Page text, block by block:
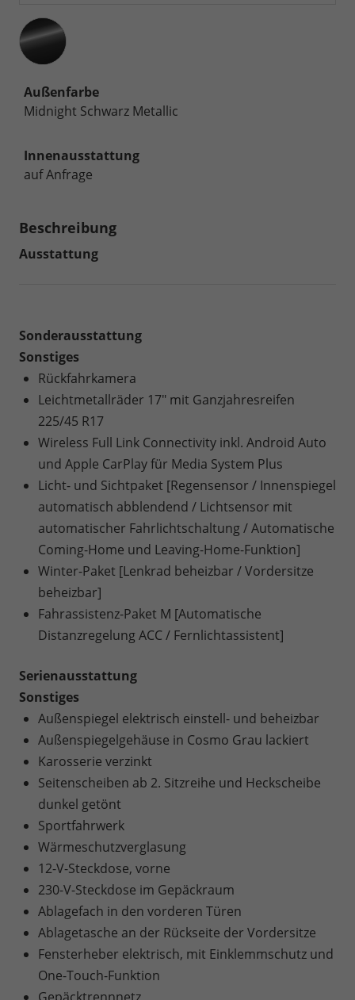
Außenfarbe
Midnight Schwarz Metallic
Innenausstattung
auf Anfrage
Beschreibung
Ausstattung
Sonderausstattung
Sonstiges
Rückfahrkamera
Leichtmetallräder 17" mit Ganzjahresreifen
225/45 R17
Wireless Full Link Connectivity inkl. Android Auto
und Apple CarPlay für Media System Plus
Licht- und Sichtpaket [Regensensor / Innenspiegel
automatisch abblendend / Lichtsensor mit
automatischer Fahrlichtschaltung / Automatische
Coming-Home und Leaving-Home-Funktion]
Winter-Paket [Lenkrad beheizbar / Vordersitze
beheizbar]
Fahrassistenz-Paket M [Automatische
Distanzregelung ACC / Fernlichtassistent]
Serienausstattung
Sonstiges
Außenspiegel elektrisch einstell- und beheizbar
Außenspiegelgehäuse in Cosmo Grau lackiert
Karosserie verzinkt
Seitenscheiben ab 2. Sitzreihe und Heckscheibe
dunkel getönt
Sportfahrwerk
Wärmeschutzverglasung
12-V-Steckdose, vorne
230-V-Steckdose im Gepäckraum
Ablagefach in den vorderen Türen
Ablagetasche an der Rückseite der Vordersitze
Fensterheber elektrisch, mit Einklemmschutz und
One-Touch-Funktion
Gepäcktrennnetz